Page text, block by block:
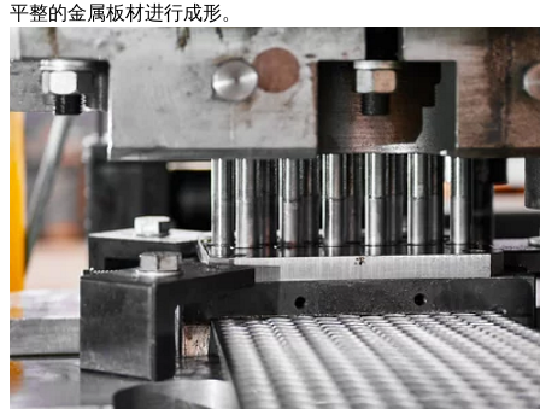
平整的金属板材进行成形。